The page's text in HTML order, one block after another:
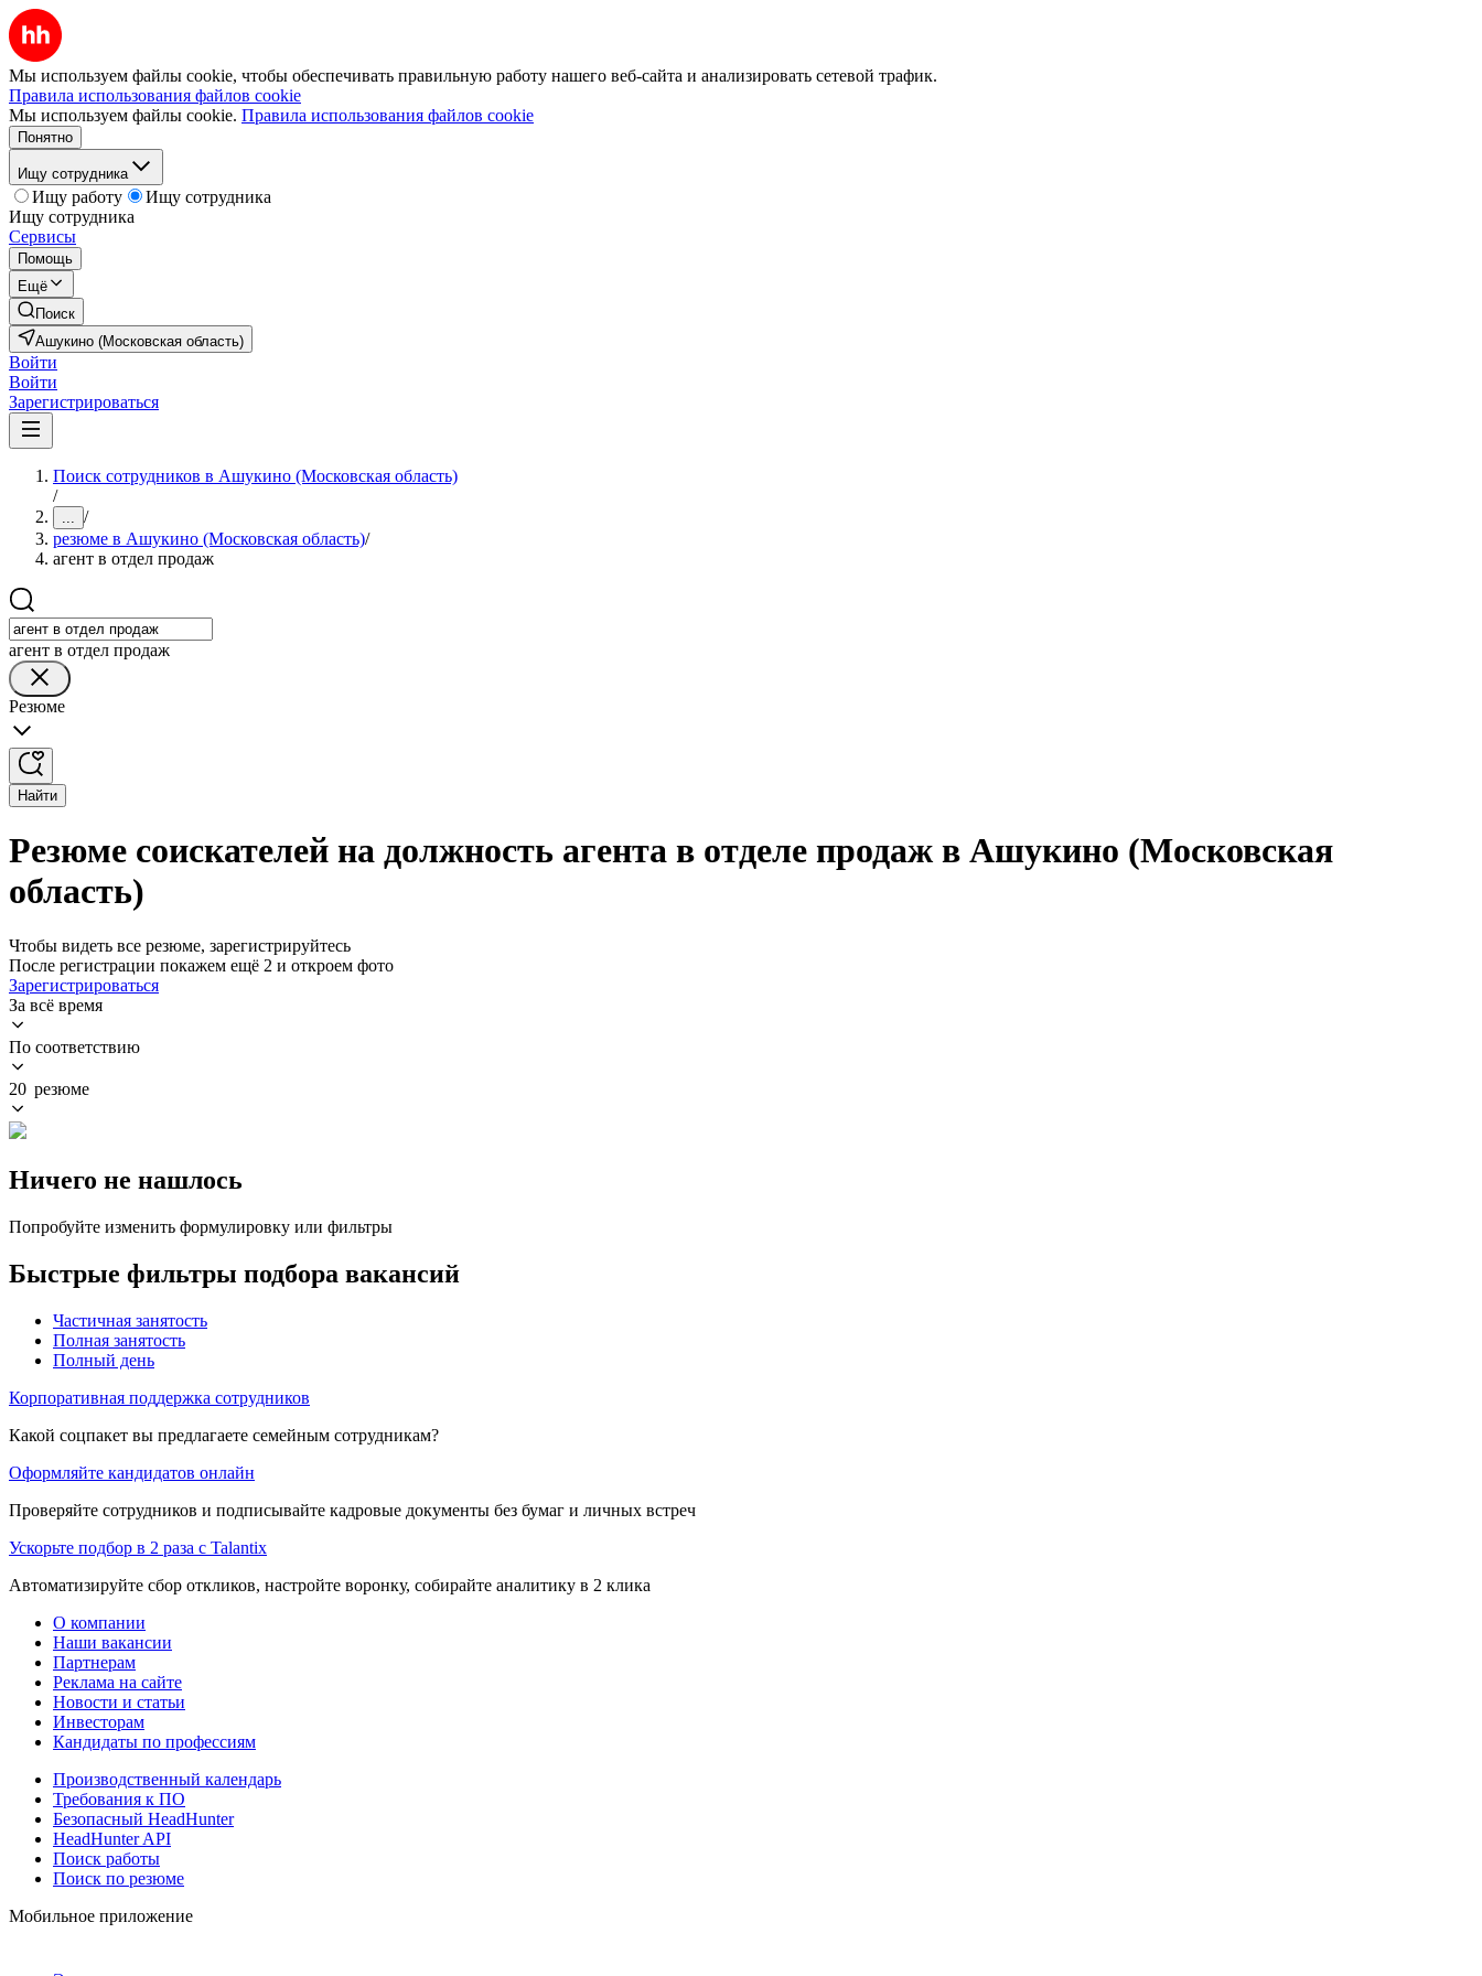
Мы используем файлы cookie, чтобы обеспечивать правильную работу нашего веб-сайта и анализировать сетевой трафик.
Правила использования файлов cookie
Мы используем файлы cookie. Правила использования файлов cookie
Понятно
Ищу сотрудника
Ищу работу
Ищу сотрудника
Ищу сотрудника
Сервисы
Помощь
Ещё
Поиск
Ашукино (Московская область)
Войти
Войти
Зарегистрироваться
Поиск сотрудников в Ашукино (Московская область)
/
... /
резюме в Ашукино (Московская область)/
агент в отдел продаж
агент в отдел продаж
Резюме
Найти
Резюме соискателей на должность агента в отделе продаж в Ашукино (Московская
область)
Чтобы видеть все резюме, зарегистрируйтесь
После регистрации покажем ещё 2 и откроем фото
Зарегистрироваться
За всё время
По соответствию
20 резюме
Ничего не нашлось
Попробуйте изменить формулировку или фильтры
Быстрые фильтры подбора вакансий
Частичная занятость
Полная занятость
Полный день
Корпоративная поддержка сотрудников
Какой соцпакет вы предлагаете семейным сотрудникам?
Оформляйте кандидатов онлайн
Проверяйте сотрудников и подписывайте кадровые документы без бумаг и личных встреч
Ускорьте подбор в 2 раза с Talantix
Автоматизируйте сбор откликов, настройте воронку, собирайте аналитику в 2 клика
О компании
Наши вакансии
Партнерам
Реклама на сайте
Новости и статьи
Инвесторам
Кандидаты по профессиям
Производственный календарь
Требования к ПО
Безопасный HeadHunter
HeadHunter API
Поиск работы
Поиск по резюме
Мобильное приложение